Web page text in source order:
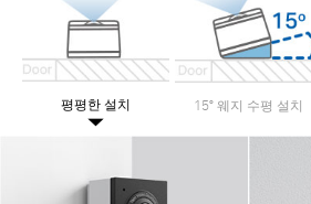
평평한 설치 15° 웨지 수평 설치